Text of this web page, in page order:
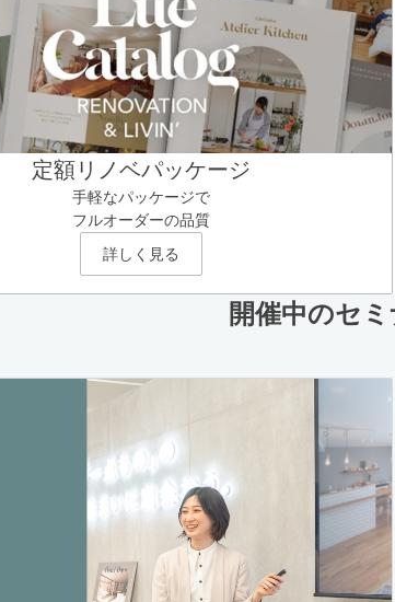
定額リノベパッケージ
手軽なパッケージで
フルオーダーの品質
詳しく見る
開催中のセ